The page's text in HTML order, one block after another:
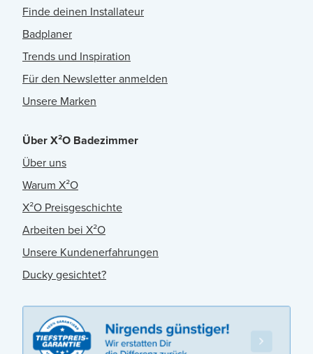
Finde deinen Installateur
Badplaner
Trends und Inspiration
Für den Newsletter anmelden
Unsere Marken
Über X²O Badezimmer
Über uns
Warum X²O
X²O Preisgeschichte
Arbeiten bei X²O
Unsere Kundenerfahrungen
Ducky gesichtet?